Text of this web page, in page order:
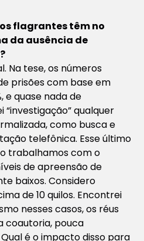
os flagrantes têm no
da ausência de
Na tese, os números
prisões com base em
e quase nada de
“investigação” qualquer
como busca e
telefônica. Esse último
trabalhamos com o
de apreensão de
baixos. Considero
de 10 quilos. Encontrei
nesses casos, os réus
coautoria, pouca
é o impacto disso para